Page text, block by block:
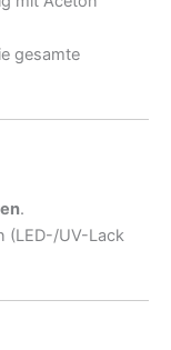
gesamte
.
(LED-/UV-Lack